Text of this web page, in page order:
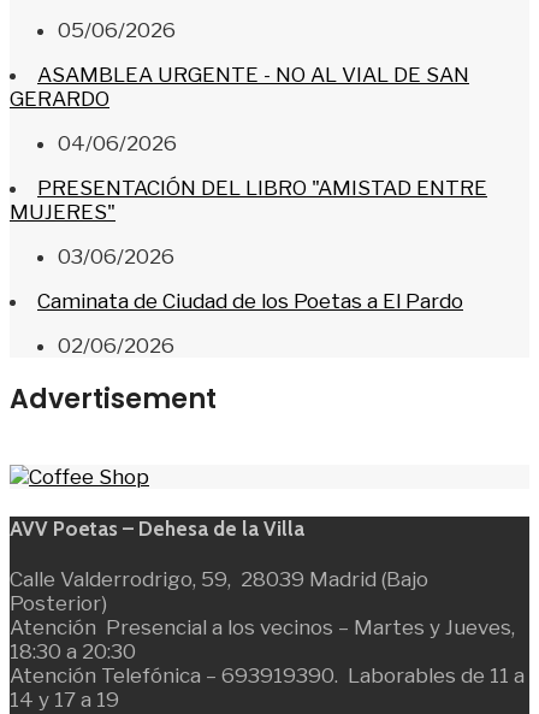
05/06/2026
ASAMBLEA URGENTE - NO AL VIAL DE SAN
GERARDO
04/06/2026
PRESENTACIÓN DEL LIBRO "AMISTAD ENTRE
MUJERES"
03/06/2026
Caminata de Ciudad de los Poetas a El Pardo
02/06/2026
Advertisement
AVV Poetas – Dehesa de la Villa
Calle Valderrodrigo, 59, 28039 Madrid (Bajo
Posterior)
Atención Presencial a los vecinos – Martes y Jueves,
18:30 a 20:30
Atención Telefónica – 693919390. Laborables de 11 a
14 y 17 a 19